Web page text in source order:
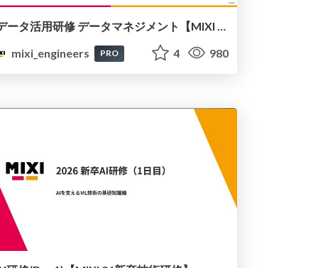
mixi_engineers
PRO 4 980